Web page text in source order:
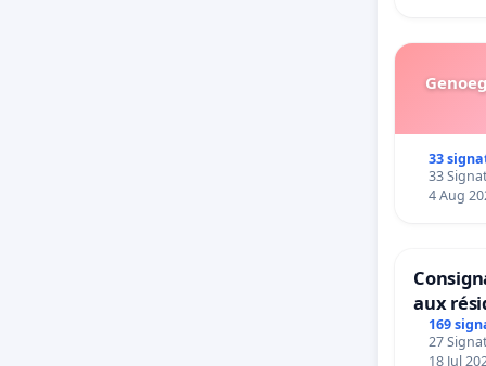
33
33
4 Aug
aux
169
27
18 Jul